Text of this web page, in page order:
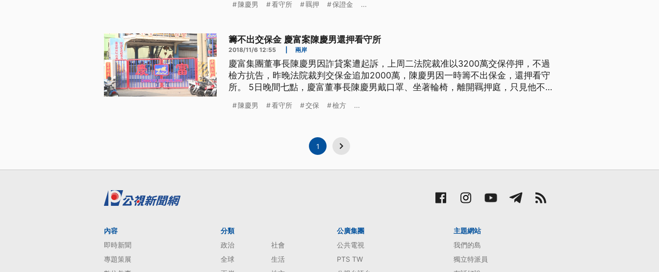
保到5200萬，遲遲籌不出剩餘的兩千萬的他，又被關進看守所近3個月，上午高雄
陳慶男 看守所 羈押 保證金 ...
籌不出交保金 慶富案陳慶男還押看守所
2018/11/6 12:55 兩岸
慶富集團董事長陳慶男因詐貸案遭起訴，上周二法院裁准以3200萬交保停押，不過
檢方抗告，昨晚法院裁判交保金追加2000萬，陳慶男因一時籌不出保金，還押看守
所。 5日晚間七點，慶富董事長陳慶男戴口罩、坐著輪椅，離開羈押庭，只見他不停
表示：「這個要籌也是要看看有沒有辦法，就是有一些朋友方面，看有沒有什麼金
陳慶男 看守所 交保 檢方 ...
1
內容
即時新聞
專題策展
分類
政治
社會
全球
生活
公廣集團
公共電視
PTS TW
主題網站
我們的島
獨立特派員